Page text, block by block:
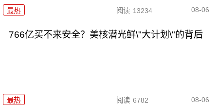
最热 阅读 13234 08-06
766亿买不来安全？美核潜光鲜\"大计划\"的背后
最热 阅读 6782 08-06